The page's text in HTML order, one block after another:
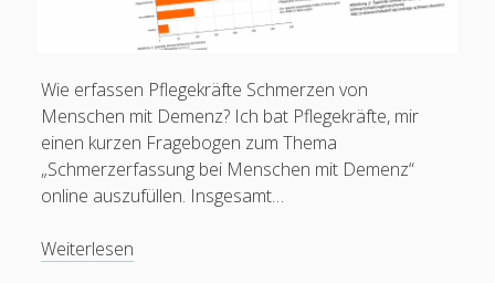
Wie erfassen Pflegekräfte Schmerzen von
Menschen mit Demenz? Ich bat Pflegekräfte, mir
einen kurzen Fragebogen zum Thema
„Schmerzerfassung bei Menschen mit Demenz“
online auszufüllen. Insgesamt…
Weiterlesen